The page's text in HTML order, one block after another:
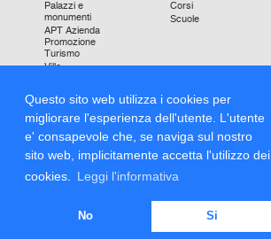
Questo sito web utilizza i cookies per
migliorare l'esperienza dell'utente. L'utente
e' consapevole che, se naviga sul nostro
sito web, implicitamente accetta l'utilizzo dei
cookies.
Leggi l'informativa
No Si
Palazzi e
monumenti
APT Azienda
Promozione
Turismo
Ville
Storie di Successo
Focus on
Corsi
Scuole